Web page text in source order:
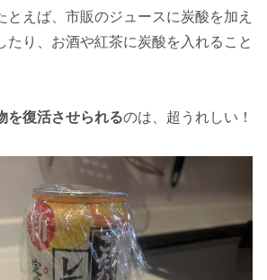
とえば、市販のジュースに炭酸を加え
たり、お酒や紅茶に炭酸を入れること
を復活させられるのは、超うれしい！